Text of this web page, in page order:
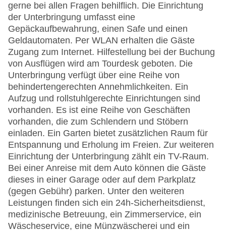
gerne bei allen Fragen behilflich. Die Einrichtung
der Unterbringung umfasst eine
Gepäckaufbewahrung, einen Safe und einen
Geldautomaten. Per WLAN erhalten die Gäste
Zugang zum Internet. Hilfestellung bei der Buchung
von Ausflügen wird am Tourdesk geboten. Die
Unterbringung verfügt über eine Reihe von
behindertengerechten Annehmlichkeiten. Ein
Aufzug und rollstuhlgerechte Einrichtungen sind
vorhanden. Es ist eine Reihe von Geschäften
vorhanden, die zum Schlendern und Stöbern
einladen. Ein Garten bietet zusätzlichen Raum für
Entspannung und Erholung im Freien. Zur weiteren
Einrichtung der Unterbringung zählt ein TV-Raum.
Bei einer Anreise mit dem Auto können die Gäste
dieses in einer Garage oder auf dem Parkplatz
(gegen Gebühr) parken. Unter den weiteren
Leistungen finden sich ein 24h-Sicherheitsdienst,
medizinische Betreuung, ein Zimmerservice, ein
Wäscheservice, eine Münzwäscherei und ein